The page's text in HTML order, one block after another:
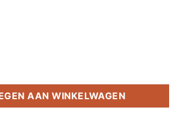
aantal
AAN WINKELWAGEN